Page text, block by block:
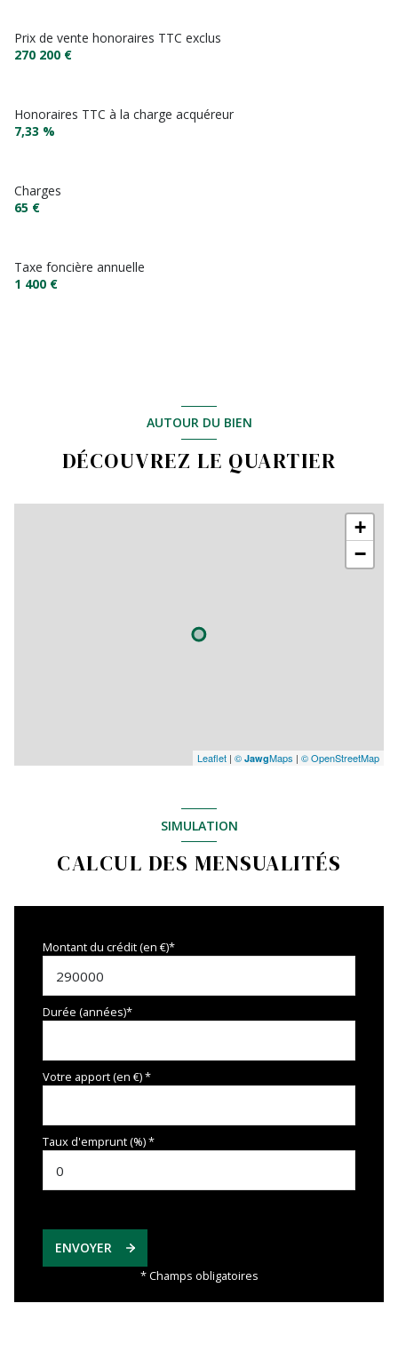
Prix de vente honoraires TTC exclus
270 200 €
Honoraires TTC à la charge acquéreur
7,33 %
Charges
65 €
Taxe foncière annuelle
1 400 €
AUTOUR DU BIEN
DÉCOUVREZ LE QUARTIER
+
−
Leaflet | © JawgMaps | © OpenStreetMap
SIMULATION
CALCUL DES MENSUALITÉS
Montant du crédit (en €)*
Durée (années)*
Votre apport (en €) *
Taux d'emprunt (%) *
ENVOYER
* Champs obligatoires